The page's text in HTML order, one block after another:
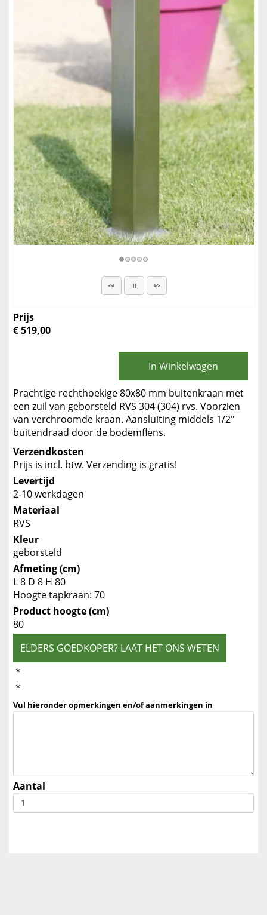
Prijs
€ 519,00
In Winkelwagen
Prachtige rechthoekige 80x80 mm buitenkraan met
een zuil van geborsteld RVS 304 (304) rvs. Voorzien
van verchroomde kraan. Aansluiting middels 1/2"
buitendraad door de bodemflens.
Verzendkosten
Prijs is incl. btw. Verzending is gratis!
Levertijd
2-10 werkdagen
Materiaal
RVS
Kleur
geborsteld
Afmeting (cm)
L 8 D 8 H 80
Hoogte tapkraan: 70
Product hoogte (cm)
80
ELDERS GOEDKOPER? LAAT HET ONS WETEN
*
*
Vul hieronder opmerkingen en/of aanmerkingen in
Aantal